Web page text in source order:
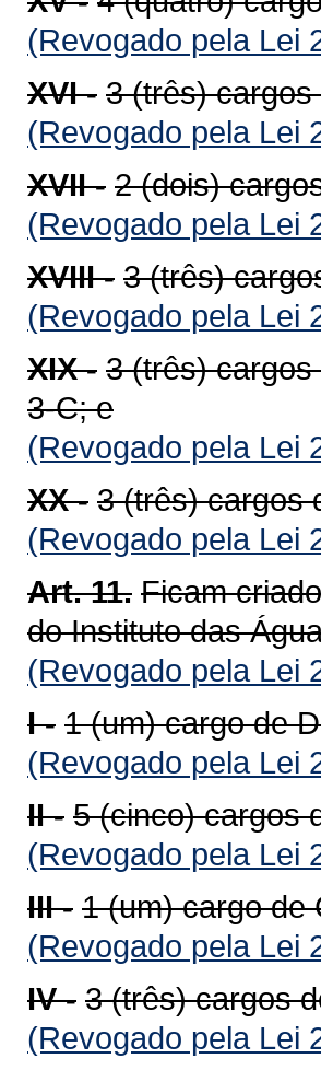
(Revogado pela Lei
XVI - 3 (três)
(Revogado pela Lei
XVII - 2 (dois)
(Revogado pela Lei
XVIII - 3 (três)
(Revogado pela Lei
XIX - 3 (três)
3-C; e
(Revogado pela Lei
XX - 3 (três) cargos
(Revogado pela Lei
Art. 11. Ficam
do Instituto das
(Revogado pela Lei
I - 1 (um) cargo de
(Revogado pela Lei
II - 5 (cinco) cargos
(Revogado pela Lei
III - 1 (um) cargo de
(Revogado pela Lei
IV - 3 (três) cargos
(Revogado pela Lei